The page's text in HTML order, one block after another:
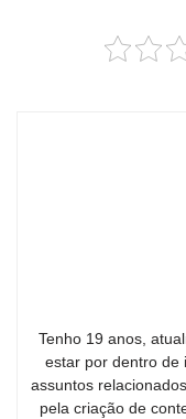
Tenho 19 anos,
estar por dentro de
assuntos
pela criação de